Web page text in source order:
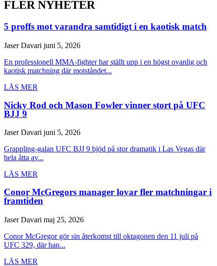
FLER NYHETER
5 proffs mot varandra samtidigt i en kaotisk match
Jaser Davari juni 5, 2026
En professionell MMA-fighter har ställt upp i en högst ovanlig och
kaotisk matchning där motståndet...
LÄS MER
Nicky Rod och Mason Fowler vinner stort på UFC
BJJ 9
Jaser Davari juni 5, 2026
Grappling-galan UFC BJJ 9 bjöd på stor dramatik i Las Vegas där
hela åtta av...
LÄS MER
Conor McGregors manager lovar fler matchningar i
framtiden
Jaser Davari maj 25, 2026
Conor McGregor gör sin återkomst till oktagonen den 11 juli på
UFC 329, där han...
LÄS MER